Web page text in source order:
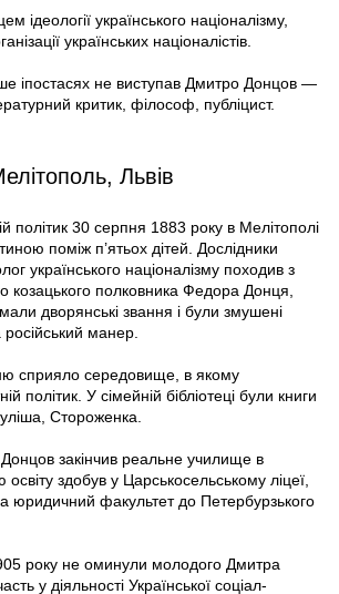
ідеології українського націоналізму,
українських націоналістів.
іпостасях не виступав Дмитро Донцов —
критик, філософ, публіцист.
Львів
політик 30 серпня 1883 року в Мелітополі
поміж п’ятьох дітей. Дослідники
українського націоналізму походив з
козацького полковника Федора Донця,
дворянські звання і були змушені
манер.
сприяло середовище, в якому
політик. У сімейній бібліотеці були книги
Стороженка.
закінчив реальне училище в
здобув у Царськосельському ліцеї,
юридичний факультет до Петербурзького
року не оминули молодого Дмитра
у діяльності Української соціал-